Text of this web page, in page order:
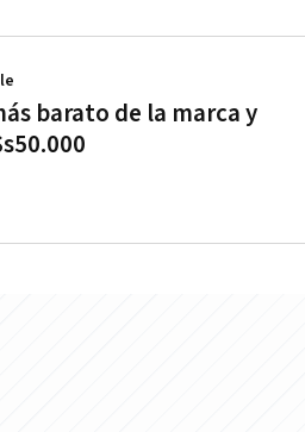
barato de la marca y